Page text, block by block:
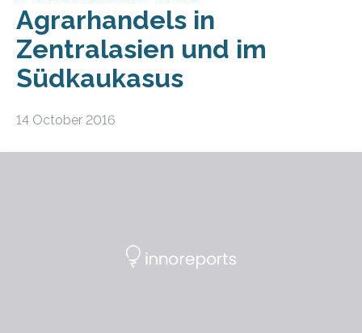
Agrarhandels in
Zentralasien und im
Südkaukasus
14 October 2016